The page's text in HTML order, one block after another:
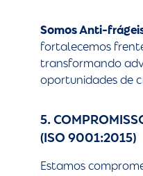
Somos Anti-
fortalecemos
transformando
oportunidades de
5.
(ISO 9001:2015)
Estamos